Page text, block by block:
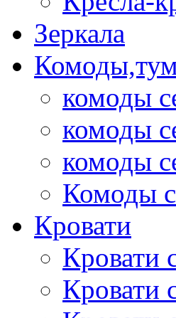
Зеркала
комоды
комоды
комоды
Комоды
Кровати
Кровати
Кровати